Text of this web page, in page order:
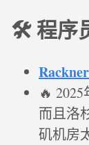
🛠️ 程序
🔥
而且洛
矶机房